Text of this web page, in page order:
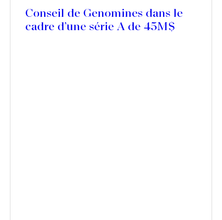
Conseil de Genomines dans le
cadre d’une série A de 45M$